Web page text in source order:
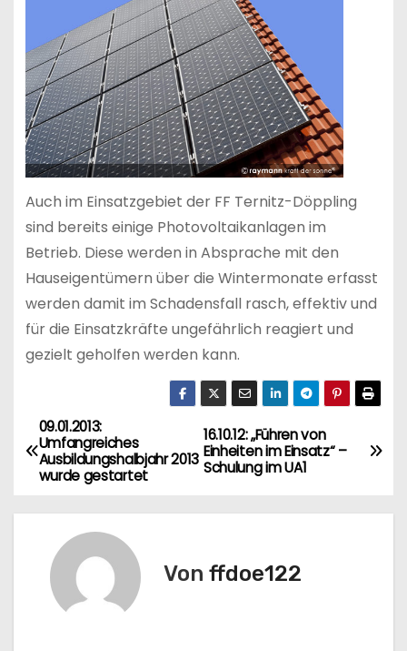
Auch im Einsatzgebiet der FF Ternitz-Döppling
sind bereits einige Photovoltaikanlagen im
Betrieb. Diese werden in Absprache mit den
Hauseigentümern über die Wintermonate erfasst
werden damit im Schadensfall rasch, effektiv und
für die Einsatzkräfte ungefährlich reagiert und
gezielt geholfen werden kann.
B
e
i
16.10.12: „Führen von
Einheiten im Einsatz“ –
Schulung im UA1
09.01.2013:
Umfangreiches
Ausbildungshalbjahr 2013
wurde gestartet
Von ffdoe122